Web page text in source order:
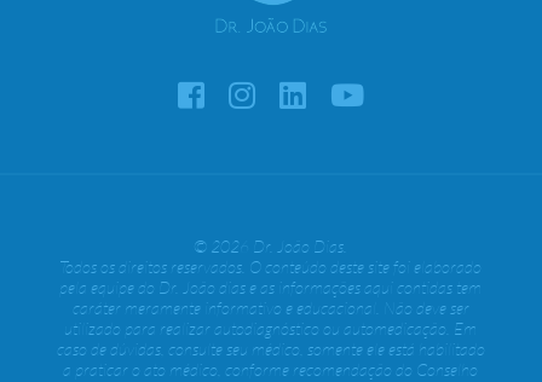
© 2026 Dr. João Dias.
Todos os direitos reservados. O conteúdo deste site foi elaborado
pela equipe do Dr. João dias e as informações aqui contidas tem
caráter meramente informativo e educacional. Não deve ser
utilizado para realizar autodiagnóstico ou automedicação. Em
caso de dúvidas, consulte seu médico, somente ele está habilitado
a praticar o ato médico, conforme recomendação do Conselho